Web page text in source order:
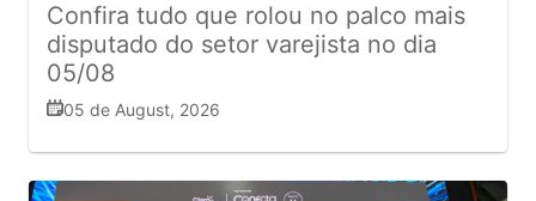
Confira tudo que rolou no palco mais
disputado do setor varejista no dia
05/08
05 de August, 2026